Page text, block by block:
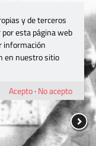
y de terceros
esta página web
información
en nuestro sitio
Acepto· No acepto